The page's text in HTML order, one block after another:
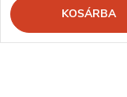
KOSÁRBA